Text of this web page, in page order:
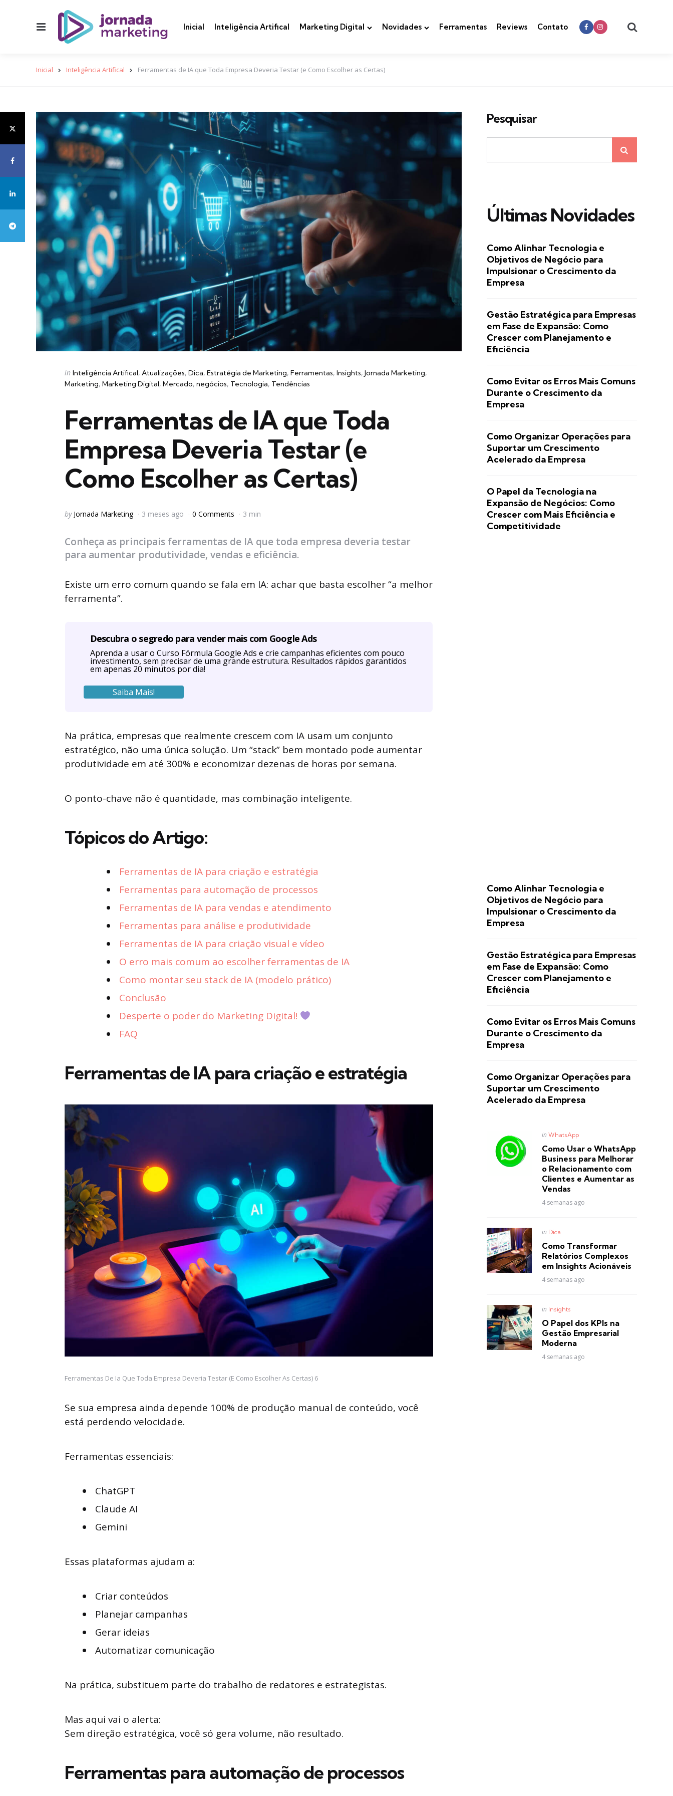
Inicial Inteligência Artifical Marketing Digital Novidades Ferramentas Reviews Contato
Inicial Inteligência Artifical Ferramentas de IA que Toda Empresa Deveria Testar (e Como Escolher as Certas)
Categories
Posted
in
in Inteligência Artifical Atualizações Dica Estratégia de Marketing Ferramentas Insights Jornada Marketing
Marketing Marketing Digital Mercado negócios Tecnologia Tendências
Ferramentas de IA que Toda
Empresa Deveria Testar (e
Como Escolher as Certas)
Posted
by Jornada Marketing 3 meses ago 0 Comments 3 min
Conheça as principais ferramentas de IA que toda empresa deveria testar
para aumentar produtividade, vendas e eficiência.
Existe um erro comum quando se fala em IA: achar que basta escolher “a melhor
ferramenta”.
Descubra o segredo para vender mais com Google Ads
Aprenda a usar o Curso Fórmula Google Ads e crie campanhas eficientes com pouco
investimento, sem precisar de uma grande estrutura. Resultados rápidos garantidos
em apenas 20 minutos por dia!
Saiba Mais!
Na prática, empresas que realmente crescem com IA usam um conjunto
estratégico, não uma única solução. Um “stack” bem montado pode aumentar
produtividade em até 300% e economizar dezenas de horas por semana.
O ponto-chave não é quantidade, mas combinação inteligente.
Tópicos do Artigo:
Ferramentas de IA para criação e estratégia
Ferramentas para automação de processos
Ferramentas de IA para vendas e atendimento
Ferramentas para análise e produtividade
Ferramentas de IA para criação visual e vídeo
O erro mais comum ao escolher ferramentas de IA
Como montar seu stack de IA (modelo prático)
Conclusão
Desperte o poder do Marketing Digital!
FAQ
Ferramentas de IA para criação e estratégia
Ferramentas De Ia Que Toda Empresa Deveria Testar (E Como Escolher As Certas) 6
Se sua empresa ainda depende 100% de produção manual de conteúdo, você
está perdendo velocidade.
Ferramentas essenciais:
ChatGPT
Claude AI
Gemini
Essas plataformas ajudam a:
Criar conteúdos
Planejar campanhas
Gerar ideias
Automatizar comunicação
Na prática, substituem parte do trabalho de redatores e estrategistas.
Mas aqui vai o alerta:
Sem direção estratégica, você só gera volume, não resultado.
Ferramentas para automação de processos
Pesquisar
Últimas Novidades
Como Alinhar Tecnologia e
Objetivos de Negócio para
Impulsionar o Crescimento da
Empresa
Gestão Estratégica para Empresas
em Fase de Expansão: Como
Crescer com Planejamento e
Eficiência
Como Evitar os Erros Mais Comuns
Durante o Crescimento da
Empresa
Como Organizar Operações para
Suportar um Crescimento
Acelerado da Empresa
O Papel da Tecnologia na
Expansão de Negócios: Como
Crescer com Mais Eficiência e
Competitividade
Como Alinhar Tecnologia e
Objetivos de Negócio para
Impulsionar o Crescimento da
Empresa
Gestão Estratégica para Empresas
em Fase de Expansão: Como
Crescer com Planejamento e
Eficiência
Como Evitar os Erros Mais Comuns
Durante o Crescimento da
Empresa
Como Organizar Operações para
Suportar um Crescimento
Acelerado da Empresa
Posted
in WhatsApp
Como Usar o WhatsApp
Business para Melhorar
o Relacionamento com
Clientes e Aumentar as
Vendas
4 semanas ago
Posted
in Dica
Como Transformar
Relatórios Complexos
em Insights Acionáveis
4 semanas ago
Posted
in Insights
O Papel dos KPIs na
Gestão Empresarial
Moderna
4 semanas ago